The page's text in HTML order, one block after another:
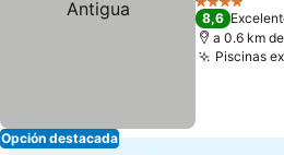
Opción destacada
4 Estrellas
8,6
a 0.6 km
Piscinas